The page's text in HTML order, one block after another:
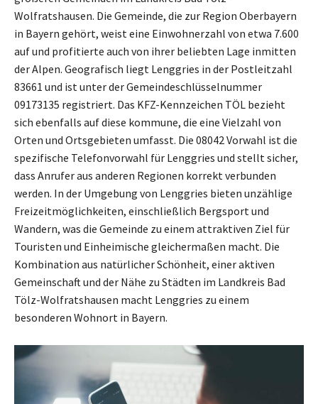
Wolfratshausen. Die Gemeinde, die zur Region Oberbayern
in Bayern gehört, weist eine Einwohnerzahl von etwa 7.600
auf und profitierte auch von ihrer beliebten Lage inmitten
der Alpen. Geografisch liegt Lenggries in der Postleitzahl
83661 und ist unter der Gemeindeschlüsselnummer
09173135 registriert. Das KFZ-Kennzeichen TÖL bezieht
sich ebenfalls auf diese kommune, die eine Vielzahl von
Orten und Ortsgebieten umfasst. Die 08042 Vorwahl ist die
spezifische Telefonvorwahl für Lenggries und stellt sicher,
dass Anrufer aus anderen Regionen korrekt verbunden
werden. In der Umgebung von Lenggries bieten unzählige
Freizeitmöglichkeiten, einschließlich Bergsport und
Wandern, was die Gemeinde zu einem attraktiven Ziel für
Touristen und Einheimische gleichermaßen macht. Die
Kombination aus natürlicher Schönheit, einer aktiven
Gemeinschaft und der Nähe zu Städten im Landkreis Bad
Tölz-Wolfratshausen macht Lenggries zu einem
besonderen Wohnort in Bayern.